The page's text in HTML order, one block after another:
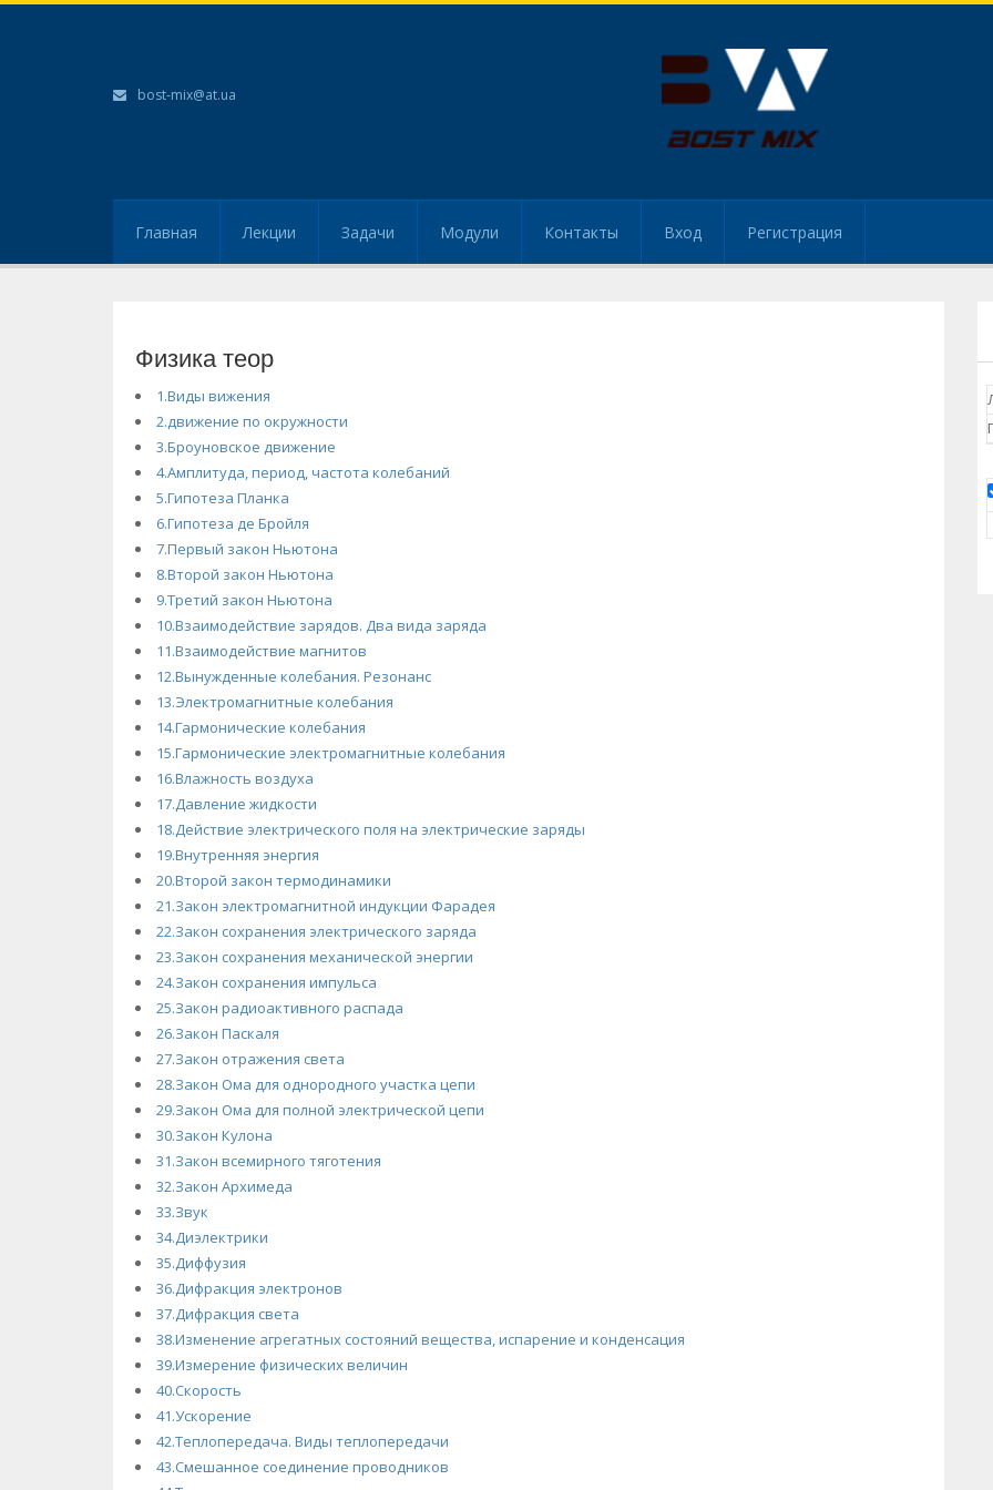
bost-mix@at.ua
Главная Лекции Задачи Модули Контакты Вход Регистрация
Физика теор
1.Виды вижения
2.движение по окружности
3.Броуновское движение
4.Амплитуда, период, частота колебаний
5.Гипотеза Планка
6.Гипотеза де Бройля
7.Первый закон Ньютона
8.Второй закон Ньютона
9.Третий закон Ньютона
10.Взаимодействие зарядов. Два вида заряда
11.Взаимодействие магнитов
12.Вынужденные колебания. Резонанс
13.Электромагнитные колебания
14.Гармонические колебания
15.Гармонические электромагнитные колебания
16.Влажность воздуха
17.Давление жидкости
18.Действие электрического поля на электрические заряды
19.Внутренняя энергия
20.Второй закон термодинамики
21.Закон электромагнитной индукции Фарадея
22.Закон сохранения электрического заряда
23.Закон сохранения механической энергии
24.Закон сохранения импульса
25.Закон радиоактивного распада
26.Закон Паскаля
27.Закон отражения света
28.Закон Ома для однородного участка цепи
29.Закон Ома для полной электрической цепи
30.Закон Кулона
31.Закон всемирного тяготения
32.Закон Архимеда
33.Звук
34.Диэлектрики
35.Диффузия
36.Дифракция электронов
37.Дифракция света
38.Изменение агрегатных состояний вещества, испарение и конденсация
39.Измерение физических величин
40.Скорость
41.Ускорение
42.Теплопередача. Виды теплопередачи
43.Смешанное соединение проводников